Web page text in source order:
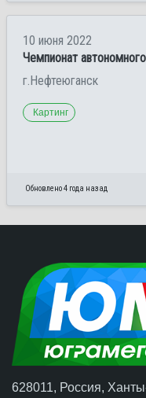
10 июня 2022
Чемпионат
г.Нефтеюганск
Картинг
Обновлено 4 года назад
628011, Россия,